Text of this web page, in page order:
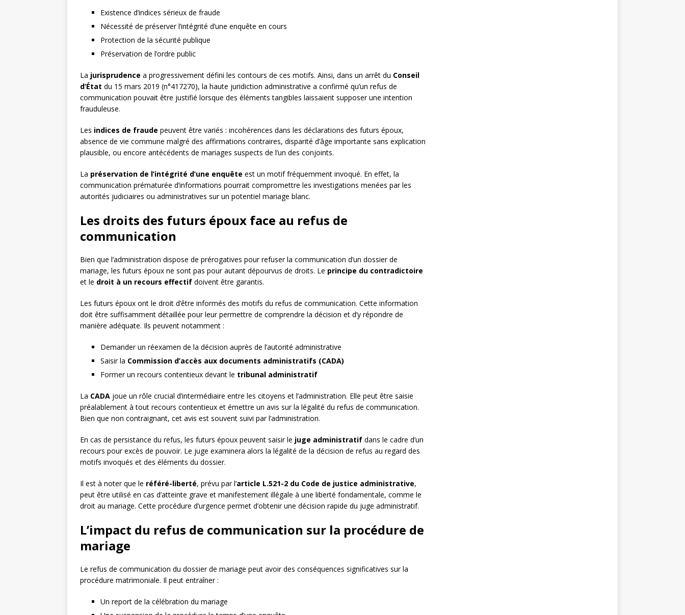
Existence d’indices sérieux de fraude
Nécessité de préserver l’intégrité d’une enquête en cours
Protection de la sécurité publique
Préservation de l’ordre public
La jurisprudence a progressivement défini les contours de ces motifs. Ainsi, dans un arrêt du Conseil
d’État du 15 mars 2019 (n°417270), la haute juridiction administrative a confirmé qu’un refus de
communication pouvait être justifié lorsque des éléments tangibles laissaient supposer une intention
frauduleuse.
Les indices de fraude peuvent être variés : incohérences dans les déclarations des futurs époux,
absence de vie commune malgré des affirmations contraires, disparité d’âge importante sans explication
plausible, ou encore antécédents de mariages suspects de l’un des conjoints.
La préservation de l’intégrité d’une enquête est un motif fréquemment invoqué. En effet, la
communication prématurée d’informations pourrait compromettre les investigations menées par les
autorités judiciaires ou administratives sur un potentiel mariage blanc.
Les droits des futurs époux face au refus de
communication
Bien que l’administration dispose de prérogatives pour refuser la communication d’un dossier de
mariage, les futurs époux ne sont pas pour autant dépourvus de droits. Le principe du contradictoire
et le droit à un recours effectif doivent être garantis.
Les futurs époux ont le droit d’être informés des motifs du refus de communication. Cette information
doit être suffisamment détaillée pour leur permettre de comprendre la décision et d’y répondre de
manière adéquate. Ils peuvent notamment :
Demander un réexamen de la décision auprès de l’autorité administrative
Saisir la Commission d’accès aux documents administratifs (CADA)
Former un recours contentieux devant le tribunal administratif
La CADA joue un rôle crucial d’intermédiaire entre les citoyens et l’administration. Elle peut être saisie
préalablement à tout recours contentieux et émettre un avis sur la légalité du refus de communication.
Bien que non contraignant, cet avis est souvent suivi par l’administration.
En cas de persistance du refus, les futurs époux peuvent saisir le juge administratif dans le cadre d’un
recours pour excès de pouvoir. Le juge examinera alors la légalité de la décision de refus au regard des
motifs invoqués et des éléments du dossier.
Il est à noter que le référé-liberté, prévu par l’article L.521-2 du Code de justice administrative,
peut être utilisé en cas d’atteinte grave et manifestement illégale à une liberté fondamentale, comme le
droit au mariage. Cette procédure d’urgence permet d’obtenir une décision rapide du juge administratif.
L’impact du refus de communication sur la procédure de
mariage
Le refus de communication du dossier de mariage peut avoir des conséquences significatives sur la
procédure matrimoniale. Il peut entraîner :
Un report de la célébration du mariage